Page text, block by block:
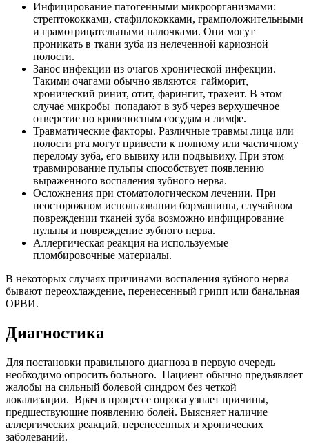
Инфицирование патогенными микроорганизмами:
стрептококками, стафилококками, грамположительными
и грамотрицательными палочками. Они могут
проникать в ткани зуба из нелеченной кариозной
полости.
Занос инфекции из очагов хронической инфекции.
Такими очагами обычно являются гайморит,
хронический ринит, отит, фарингит, трахеит. В этом
случае микробы попадают в зуб через верхушечное
отверстие по кровеносным сосудам и лимфе.
Травматические факторы. Различные травмы лица или
полости рта могут привести к полному или частичному
перелому зуба, его вывиху или подвывиху. При этом
травмирование пульпы способствует появлению
выраженного воспаления зубного нерва.
Осложнения при стоматологическом лечении. При
неосторожном использовании бормашины, случайном
повреждении тканей зуба возможно инфицирование
пульпы и повреждение зубного нерва.
Аллергическая реакция на используемые
пломбировочные материалы.
В некоторых случаях причинами воспаления зубного нерва
бывают переохлаждение, перенесенный грипп или банальная
ОРВИ.
Диагностика
Для постановки правильного диагноза в первую очередь
необходимо опросить больного. Пациент обычно предъявляет
жалобы на сильный болевой синдром без четкой
локализации. Врач в процессе опроса узнает причины,
предшествующие появлению болей. Выясняет наличие
аллергических реакций, перенесенных и хронических
заболеваний.